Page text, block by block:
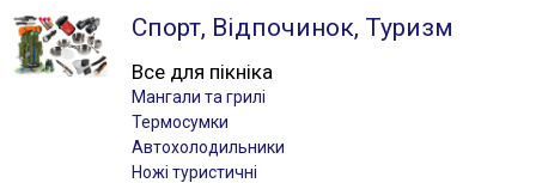
Спорт, Відпочинок, Туризм
Все для пікніка
Мангали та грилі
Термосумки
Автохолодильники
Ножі туристичні